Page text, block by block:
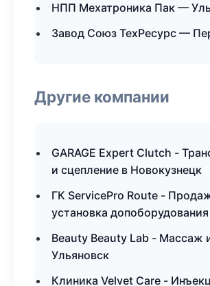
НПП Мехатроника Пак —
Завод Союз ТехРесурс —
Другие компании
GARAGE Expert Clutch -
и сцепление в Новокузнецк
ГК ServicePro Route -
установка
Beauty Beauty Lab - Массаж
Ульяновск
Клиника Velvet Care -